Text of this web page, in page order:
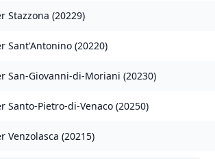
Stazzona (20229)
Sant'Antonino (20220)
San-Giovanni-di-Moriani (20230)
Santo-Pietro-di-Venaco (20250)
Venzolasca (20215)